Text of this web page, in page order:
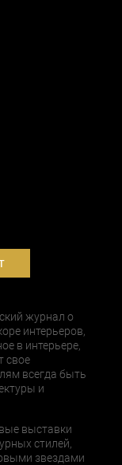
журнал о
интерьеров,
в интерьере,
свое
всегда быть
и
выставки
стилей,
звездами